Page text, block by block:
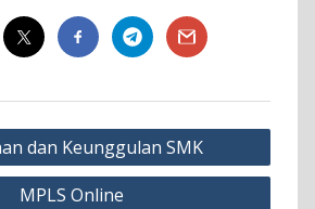
dan Keunggulan SMK
MPLS Online